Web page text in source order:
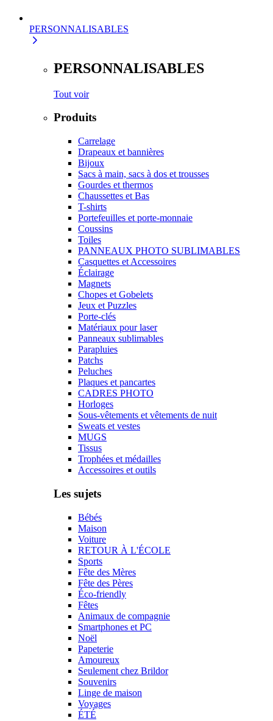
PERSONNALISABLES
PERSONNALISABLES
Tout voir
Produits
Carrelage
Drapeaux et bannières
Bijoux
Sacs à main, sacs à dos et trousses
Gourdes et thermos
Chaussettes et Bas
T-shirts
Portefeuilles et porte-monnaie
Coussins
Toiles
PANNEAUX PHOTO SUBLIMABLES
Casquettes et Accessoires
Éclairage
Magnets
Chopes et Gobelets
Jeux et Puzzles
Porte-clés
Matériaux pour laser
Panneaux sublimables
Parapluies
Patchs
Peluches
Plaques et pancartes
CADRES PHOTO
Horloges
Sous-vêtements et vêtements de nuit
Sweats et vestes
MUGS
Tissus
Trophées et médailles
Accessoires et outils
Les sujets
Bébés
Maison
Voiture
RETOUR À L'ÉCOLE
Sports
Fête des Mères
Fête des Pères
Éco-friendly
Fêtes
Animaux de compagnie
Smartphones et PC
Noël
Papeterie
Amoureux
Seulement chez Brildor
Souvenirs
Linge de maison
Voyages
ÉTÉ